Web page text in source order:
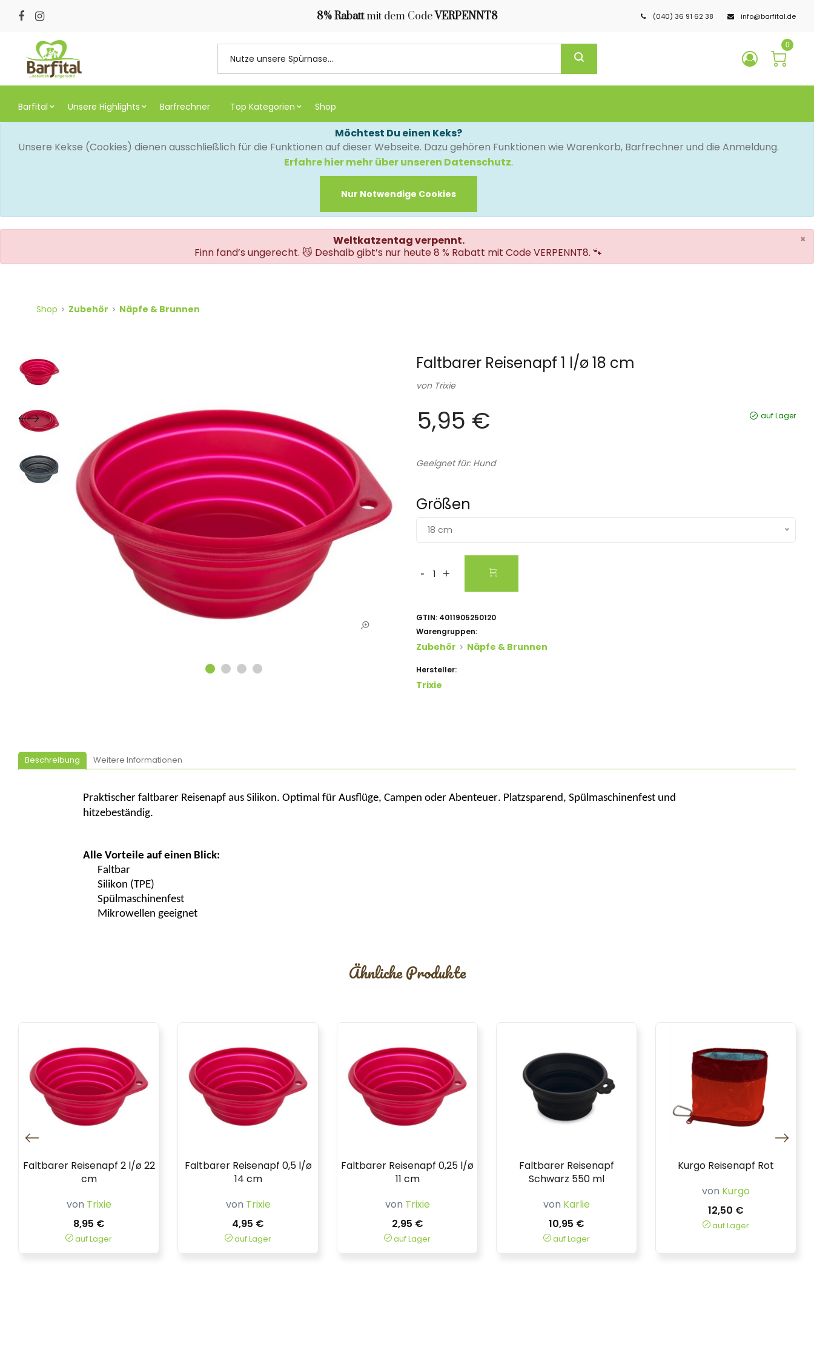
8% Rabattmit dem CodeVERPENNT8 (040) 36 91 62 38 info@barfital.de
0
Barfital Unsere Highlights Barfrechner Top Kategorien Shop
Möchtest Du einen Keks?
Unsere Kekse (Cookies) dienen ausschließlich für die Funktionen auf dieser Webseite. Dazu gehören Funktionen wie Warenkorb, Barfrechner und die Anmeldung.
Erfahre hier mehr über unseren Datenschutz.
Nur Notwendige Cookies
×
Weltkatzentag verpennt.
Finn fand’s ungerecht. 😼 Deshalb gibt’s nur heute 8 % Rabatt mit Code VERPENNT8. 🐾
Shop Zubehör Näpfe & Brunnen
Faltbarer Reisenapf 1 l/ø 18 cm
von Trixie
5,95 € auf Lager
Geeignet für: Hund
Größen
18 cm
- +
GTIN: 4011905250120
Warengruppen:
Zubehör Näpfe & Brunnen
Hersteller:
Trixie
Beschreibung Weitere Informationen
Praktischer faltbarer Reisenapf aus Silikon. Optimal für Ausflüge, Campen oder Abenteuer. Platzsparend, Spülmaschinenfest und
hitzebeständig.
Alle Vorteile auf einen Blick:
Faltbar
Silikon (TPE)
Spülmaschinenfest
Mikrowellen geeignet
Ähnliche Produkte
Faltbarer Reisenapf 2 l/ø 22
cm
von Trixie
8,95 €
auf Lager
Faltbarer Reisenapf 0,5 l/ø
14 cm
von Trixie
4,95 €
auf Lager
Faltbarer Reisenapf 0,25 l/ø
11 cm
von Trixie
2,95 €
auf Lager
Faltbarer Reisenapf
Schwarz 550 ml
von Karlie
10,95 €
auf Lager
Kurgo Reisenapf Rot
von Kurgo
12,50 €
auf Lager